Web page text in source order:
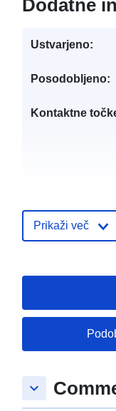
Dodatne
Ustvarjeno:
Posodobljeno:
Kontaktne
Katalogski
Prikaži več
keyboard_arrow_down